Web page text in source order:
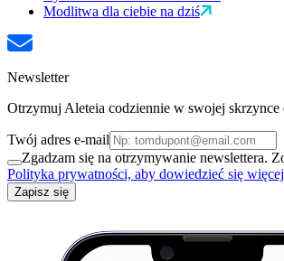
Modlitwa dla ciebie na dziś
Newsletter
Otrzymuj Aleteia codziennie w swojej skrzynce
Twój adres e-mail
Zgadzam się na otrzymywanie newslettera.
Polityka prywatności, aby dowiedzieć się
Zapisz się